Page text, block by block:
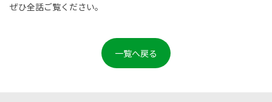
ぜひ全話ご覧ください。
一覧へ戻る